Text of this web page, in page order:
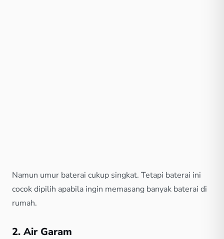
Namun umur baterai cukup singkat. Tetapi baterai ini
cocok dipilih apabila ingin memasang banyak baterai di
rumah.
2. Air Garam